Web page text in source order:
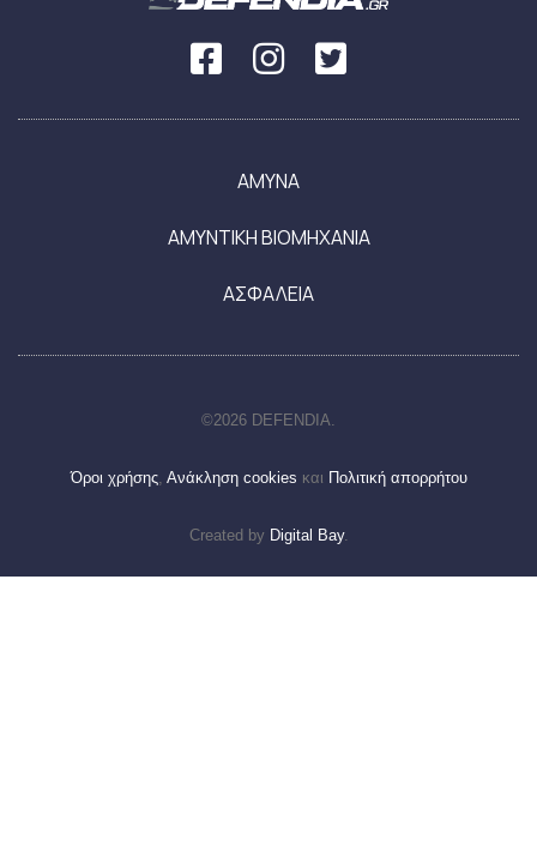
ΑΜΥΝΑ
ΑΜΥΝΤΙΚΗ ΒΙΟΜΗΧΑΝΙΑ
ΑΣΦΑΛΕΙΑ
©2026 DEFENDIA.
Όροι χρήσης, Ανάκληση cookies και Πολιτική απορρήτου
Created by Digital Bay.